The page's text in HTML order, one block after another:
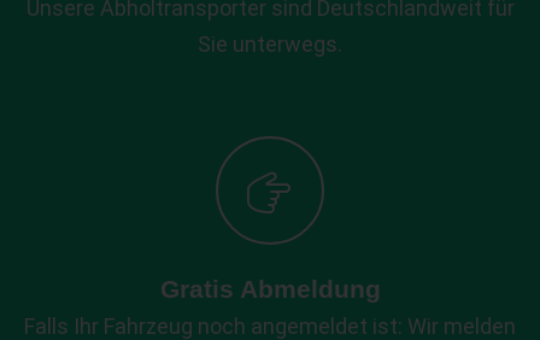
Unsere Abholtransporter sind Deutschlandweit für
Sie unterwegs.
Gratis Abmeldung
Falls Ihr Fahrzeug noch angemeldet ist: Wir melden